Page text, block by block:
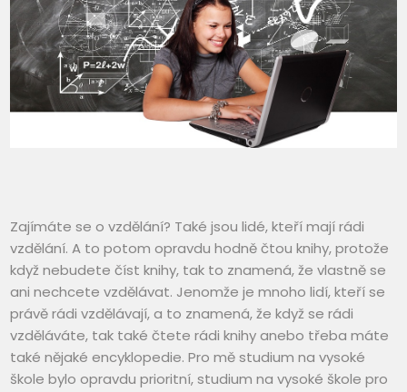
Zajímáte se o vzdělání? Také jsou lidé, kteří mají rádi
vzdělání. A to potom opravdu hodně čtou knihy, protože
když nebudete číst knihy, tak to znamená, že vlastně se
ani nechcete vzdělávat. Jenomže je mnoho lidí, kteří se
právě rádi vzdělávají, a to znamená, že když se rádi
vzděláváte, tak také čtete rádi knihy anebo třeba máte
také nějaké encyklopedie. Pro mě studium na vysoké
škole bylo opravdu prioritní, studium na vysoké škole pro